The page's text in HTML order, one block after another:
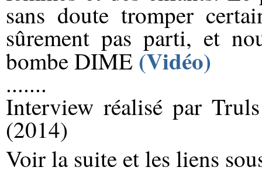
sans doute tromper
sûrement pas parti, et
bombe DIME (Vidéo)
.......
Interview réalisé par
(2014)
Voir la suite et les liens